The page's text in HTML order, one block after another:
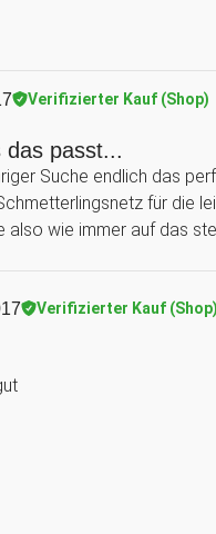
Verifizierter Kauf (Shop)
das passt...
Suche endlich das
für die
wie immer auf das
Verifizierter Kauf (Shop)